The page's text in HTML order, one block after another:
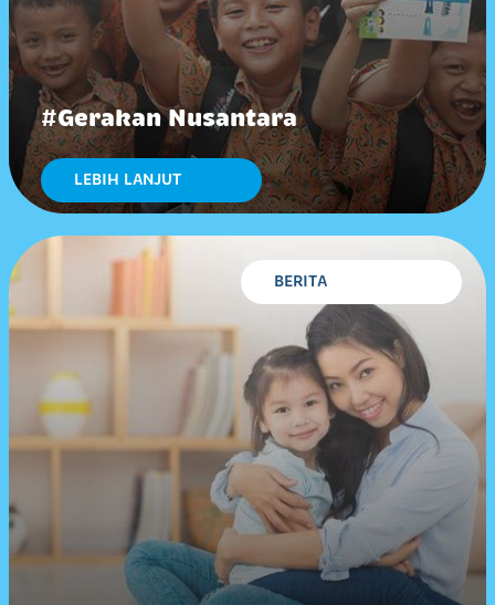
#Gerakan Nusantara
LEBIH LANJUT
BERITA